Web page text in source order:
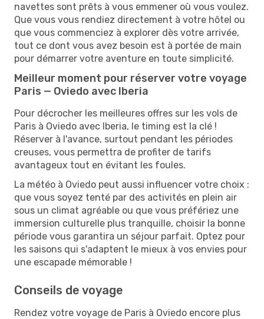
navettes sont prêts à vous emmener où vous voulez.
Que vous vous rendiez directement à votre hôtel ou
que vous commenciez à explorer dès votre arrivée,
tout ce dont vous avez besoin est à portée de main
pour démarrer votre aventure en toute simplicité.
Meilleur moment pour réserver votre voyage
Paris — Oviedo avec Iberia
Pour décrocher les meilleures offres sur les vols de
Paris à Oviedo avec Iberia, le timing est la clé !
Réserver à l'avance, surtout pendant les périodes
creuses, vous permettra de profiter de tarifs
avantageux tout en évitant les foules.
La météo à Oviedo peut aussi influencer votre choix :
que vous soyez tenté par des activités en plein air
sous un climat agréable ou que vous préfériez une
immersion culturelle plus tranquille, choisir la bonne
période vous garantira un séjour parfait. Optez pour
les saisons qui s'adaptent le mieux à vos envies pour
une escapade mémorable !
Conseils de voyage
Rendez votre voyage de Paris à Oviedo encore plus